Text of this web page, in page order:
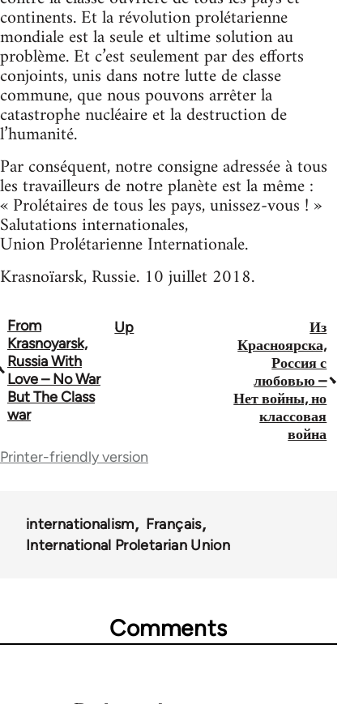
continents. Et la révolution prolétarienne
mondiale est la seule et ultime solution au
problème. Et c’est seulement par des efforts
conjoints, unis dans notre lutte de classe
commune, que nous pouvons arrêter la
catastrophe nucléaire et la destruction de
l’humanité.
Par conséquent, notre consigne adressée à tous
les travailleurs de notre planète est la même :
« Prolétaires de tous les pays, unissez-vous ! »
Salutations internationales,
Union Prolétarienne Internationale.
Krasnoïarsk, Russie. 10 juillet 2018.
Book
traversal
links
for
63211
From
Krasnoyarsk,
Russia With
Love – No War
But The Class
war
Up
Из
Красноярска,
Россия с
любовью –
Нет войны, но
классовая
война
Printer-friendly version
internationalism
Français
International Proletarian Union
Comments